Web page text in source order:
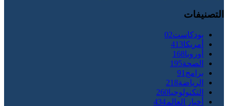
التصنيفات
بودكاست02
أمريكا413
أوروبا168
الصحة195
برامج 91
الرياضة218
التكنولوجيا260
أخبار العالم434